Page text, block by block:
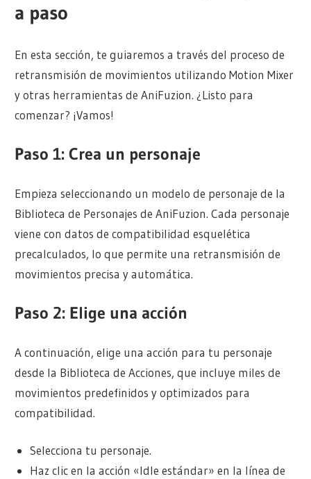
a paso
En esta sección, te guiaremos a través del proceso de
retransmisión de movimientos utilizando Motion Mixer
y otras herramientas de AniFuzion. ¿Listo para
comenzar? ¡Vamos!
Paso 1: Crea un personaje
Empieza seleccionando un modelo de personaje de la
Biblioteca de Personajes de AniFuzion. Cada personaje
viene con datos de compatibilidad esquelética
precalculados, lo que permite una retransmisión de
movimientos precisa y automática.
Paso 2: Elige una acción
A continuación, elige una acción para tu personaje
desde la Biblioteca de Acciones, que incluye miles de
movimientos predefinidos y optimizados para
compatibilidad.
Selecciona tu personaje.
Haz clic en la acción «Idle estándar» en la línea de